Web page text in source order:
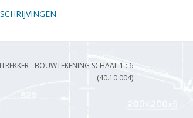
- BOUWTEKENING SCHAAL 1 : 6
(40.10.004)